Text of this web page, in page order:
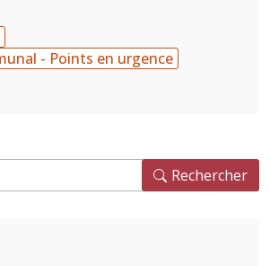
- Points en urgence
Rechercher